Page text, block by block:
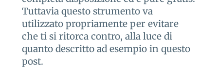
Tuttavia questo strumento va
utilizzato propriamente per evitare
che ti si ritorca contro, alla luce di
quanto descritto ad esempio in questo
post.